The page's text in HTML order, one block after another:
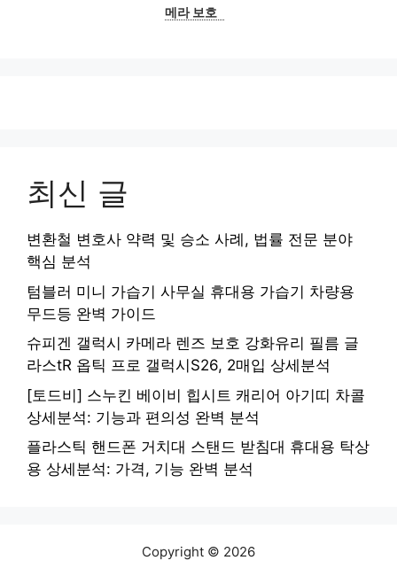
메라 보호
최신 글
변환철 변호사 약력 및 승소 사례, 법률 전문 분야
핵심 분석
텀블러 미니 가습기 사무실 휴대용 가습기 차량용
무드등 완벽 가이드
슈피겐 갤럭시 카메라 렌즈 보호 강화유리 필름 글
라스tR 옵틱 프로 갤럭시S26, 2매입 상세분석
[토드비] 스누킨 베이비 힙시트 캐리어 아기띠 차콜
상세분석: 기능과 편의성 완벽 분석
플라스틱 핸드폰 거치대 스탠드 받침대 휴대용 탁상
용 상세분석: 가격, 기능 완벽 분석
Copyright © 2026